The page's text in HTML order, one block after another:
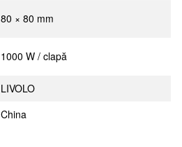
80 × 80 mm
1000 W / clapă
LIVOLO
China